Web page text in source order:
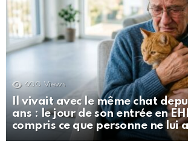
600 Views
Il vivait avec le même chat
ans : le jour de son entrée en
compris ce que personne ne lui